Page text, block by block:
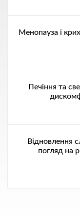
Менопауза і
Печіння та
Відновлення
погляд на